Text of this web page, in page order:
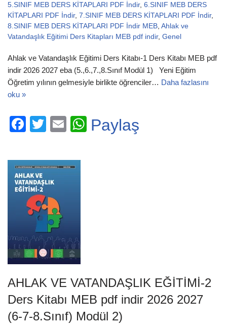
5.SINIF MEB DERS KİTAPLARI PDF İndir, 6.SINIF MEB DERS
KİTAPLARI PDF İndir, 7.SINIF MEB DERS KİTAPLARI PDF İndir,
8.SINIF MEB DERS KİTAPLARI PDF İndir MEB Ahlak ve
Vatandaşlık Eğitimi Ders Kitapları MEB pdf indir, Genel
Ahlak ve Vatandaşlık Eğitimi Ders Kitabı-1 Ders Kitabı MEB pdf
indir 2026 2027 eba (5.,6.,7.,8.Sınıf Modül 1) Yeni Eğitim
Öğretim yılının gelmesiyle birlikte öğrenciler… Daha fazlasını
oku »
F
c
e
b
o
o
k
T
tt
er
E
ail
W
Paylaş
AHLAK VE VATANDAŞLIK EĞİTİMİ-2
Ders Kitabı MEB pdf indir 2026 2027
(6-7-8.Sınıf) Modül 2)